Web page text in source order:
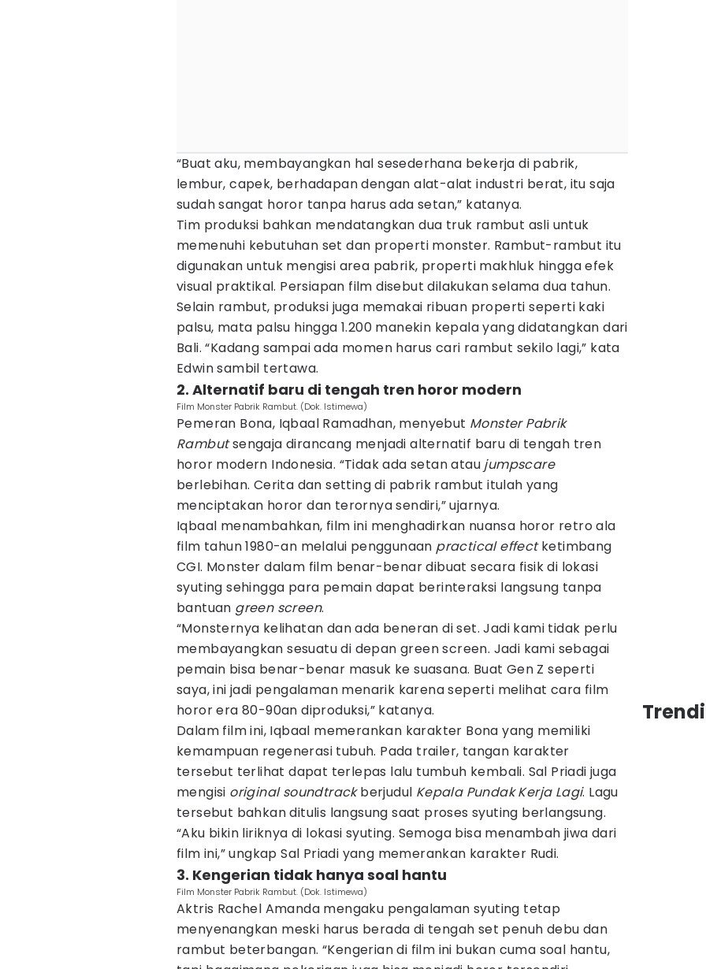
“Buat aku, membayangkan hal sesederhana bekerja di pabrik,
lembur, capek, berhadapan dengan alat-alat industri berat, itu saja
sudah sangat horor tanpa harus ada setan,” katanya.
Tim produksi bahkan mendatangkan dua truk rambut asli untuk
memenuhi kebutuhan set dan properti monster. Rambut-rambut itu
digunakan untuk mengisi area pabrik, properti makhluk hingga efek
visual praktikal. Persiapan film disebut dilakukan selama dua tahun.
Selain rambut, produksi juga memakai ribuan properti seperti kaki
palsu, mata palsu hingga 1.200 manekin kepala yang didatangkan dari
Bali. “Kadang sampai ada momen harus cari rambut sekilo lagi,” kata
Edwin sambil tertawa.
2. Alternatif baru di tengah tren horor modern
Film Monster Pabrik Rambut. (Dok. Istimewa)
Pemeran Bona, Iqbaal Ramadhan, menyebut Monster Pabrik
Rambutsengaja dirancang menjadi alternatif baru di tengah tren
horor modern Indonesia. “Tidak ada setan atau jumpscare
berlebihan. Cerita dan setting di pabrik rambut itulah yang
menciptakan horor dan terornya sendiri,” ujarnya.
Iqbaal menambahkan, film ini menghadirkan nuansa horor retro ala
film tahun 1980-an melalui penggunaan practical effectketimbang
CGI. Monster dalam film benar-benar dibuat secara fisik di lokasi
syuting sehingga para pemain dapat berinteraksi langsung tanpa
bantuan green screen.
“Monsternya kelihatan dan ada beneran di set. Jadi kami tidak perlu
membayangkan sesuatu di depan green screen. Jadi kami sebagai
pemain bisa benar-benar masuk ke suasana. Buat Gen Z seperti
saya, ini jadi pengalaman menarik karena seperti melihat cara film
horor era 80-90an diproduksi,” katanya.
Dalam film ini, Iqbaal memerankan karakter Bona yang memiliki
kemampuan regenerasi tubuh. Pada trailer, tangan karakter
tersebut terlihat dapat terlepas lalu tumbuh kembali. Sal Priadi juga
mengisi original soundtrackberjudul Kepala Pundak Kerja Lagi. Lagu
tersebut bahkan ditulis langsung saat proses syuting berlangsung.
“Aku bikin liriknya di lokasi syuting. Semoga bisa menambah jiwa dari
film ini,” ungkap Sal Priadi yang memerankan karakter Rudi.
3. Kengerian tidak hanya soal hantu
Film Monster Pabrik Rambut. (Dok. Istimewa)
Aktris Rachel Amanda mengaku pengalaman syuting tetap
menyenangkan meski harus berada di tengah set penuh debu dan
rambut beterbangan. “Kengerian di film ini bukan cuma soal hantu,